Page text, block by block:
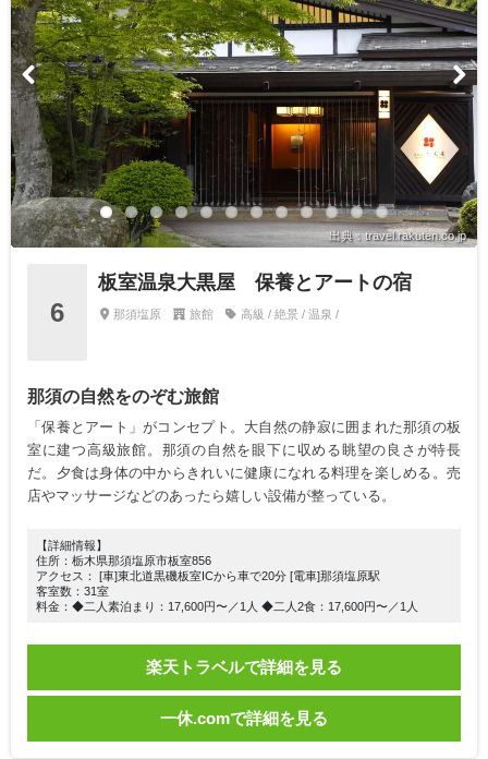
出典：travel.rakuten.co.jp
6
板室温泉大黒屋 保養とアートの宿
那須塩原 旅館 高級 / 絶景 / 温泉 /
那須の自然をのぞむ旅館
「保養とアート」がコンセプト。大自然の静寂に囲まれた那須の板
室に建つ高級旅館。那須の自然を眼下に収める眺望の良さが特長
だ。夕食は身体の中からきれいに健康になれる料理を楽しめる。売
店やマッサージなどのあったら嬉しい設備が整っている。
【詳細情報】
住所：栃木県那須塩原市板室856
アクセス： [車]東北道黒磯板室ICから車で20分 [電車]那須塩原駅
客室数：31室
料金：◆二人素泊まり：17,600円〜／1人 ◆二人2食：17,600円〜／1人
楽天トラベルで詳細を見る
一休.comで詳細を見る